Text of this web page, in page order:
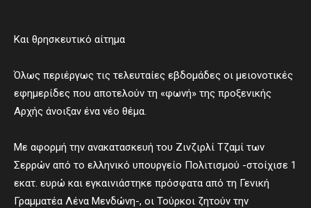
Και θρησκευτικό αίτημα
Όλως περιέργως τις τελευταίες εβδομάδες οι μειονοτικές
εφημερίδες που αποτελούν τη «φωνή» της προξενικής
Αρχής άνοιξαν ένα νέο θέμα.
Με αφορμή την ανακατασκευή του Ζινζιρλί Τζαμί των
Σερρών από το ελληνικό υπουργείο Πολιτισμού -στοίχισε 1
εκατ. ευρώ και εγκαινιάστηκε πρόσφατα από τη Γενική
Γραμματέα Λένα Μενδώνη-, οι Τούρκοι ζητούν την